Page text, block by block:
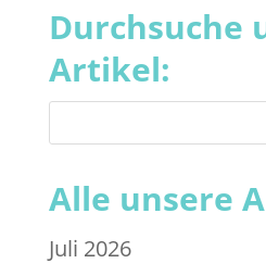
Durchsuche
Artikel:
Alle unsere
Juli 2026